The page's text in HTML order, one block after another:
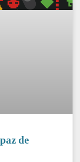
de